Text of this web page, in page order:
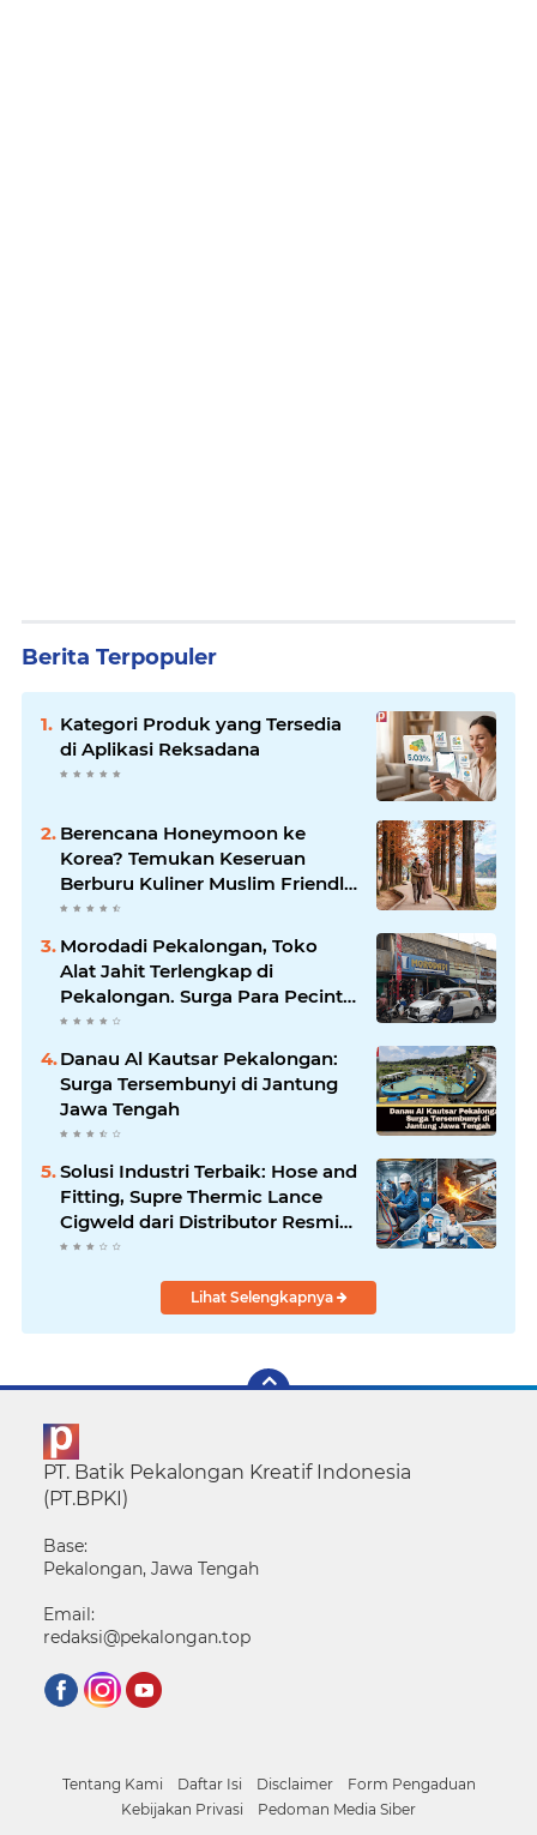
Berita Terpopuler
Kategori Produk yang Tersedia
di Aplikasi Reksadana
Berencana Honeymoon ke
Korea? Temukan Keseruan
Berburu Kuliner Muslim Friendly
di Seoul
Morodadi Pekalongan, Toko
Alat Jahit Terlengkap di
Pekalongan. Surga Para Pecinta
Jahit Menjahit di Pekalongan
Danau Al Kautsar Pekalongan:
Surga Tersembunyi di Jantung
Jawa Tengah
Solusi Industri Terbaik: Hose and
Fitting, Supre Thermic Lance
Cigweld dari Distributor Resmi
Indonesia
Lihat Selengkapnya
PT. Batik Pekalongan Kreatif Indonesia
(PT.BPKI)
Base:
Pekalongan, Jawa Tengah
Email:
redaksi@pekalongan.top
Tentang Kami Daftar Isi Disclaimer
Form Pengaduan
Kebijakan Privasi
Pedoman Media Siber